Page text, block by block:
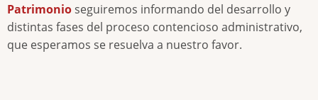
Patrimonioseguiremos informando del desarrollo y
distintas fases del proceso contencioso administrativo,
que esperamos se resuelva a nuestro favor.